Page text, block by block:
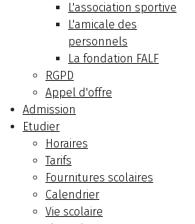
L'association sportive
L'amicale des
personnels
La fondation FALF
RGPD
Appel d'offre
Admission
Etudier
Horaires
Tarifs
Fournitures scolaires
Calendrier
Vie scolaire